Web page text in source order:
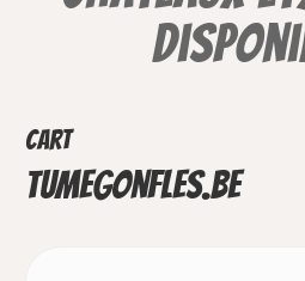
Cart
TuMeGonfles.be